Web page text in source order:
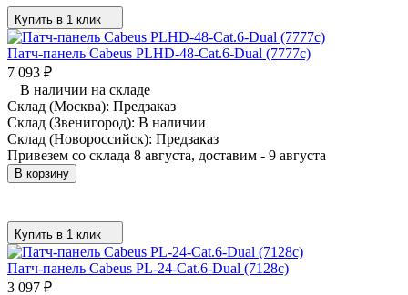
Купить в 1 клик
Патч-панель Cabeus PLHD-48-Cat.6-Dual (7777c)
7 093 ₽
В наличии на складе
Склад (Москва): Предзаказ
Склад (Звенигород): В наличии
Склад (Новороссийск): Предзаказ
Привезем со склада 8 августа, доставим - 9 августа
В корзину
Купить в 1 клик
Патч-панель Cabeus PL-24-Cat.6-Dual (7128c)
3 097 ₽